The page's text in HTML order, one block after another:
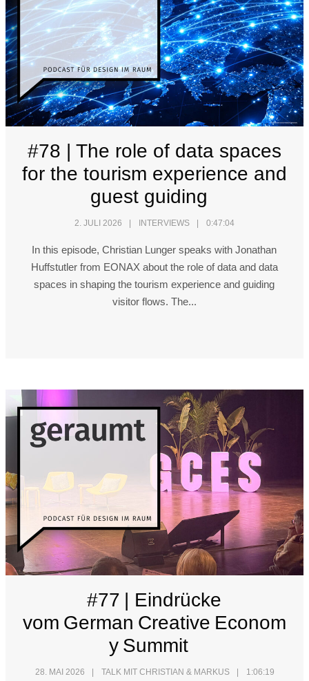
#78 | The role of data spaces
for the tourism experience and
guest guiding
2. JULI 2026 INTERVIEWS 0:47:04
In this episode, Christian Lunger speaks with Jonathan
Huffstutler from EONAX about the role of data and data
spaces in shaping the tourism experience and guiding
visitor flows. The...
#77 | Eindrücke
vom German Creative Econom
y Summit
28. MAI 2026 TALK MIT CHRISTIAN & MARKUS 1:06:19